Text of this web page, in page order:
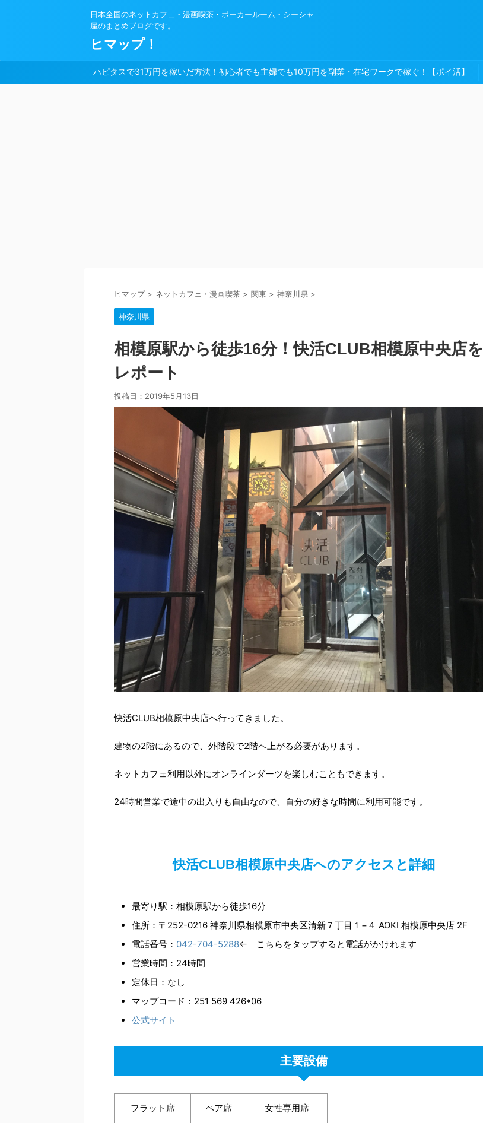
日本全国のネットカフェ・漫画喫茶・ポーカールーム・シーシャ
屋のまとめブログです。
ヒマップ！
ハピタスで31万円を稼いだ方法！初心者でも主婦でも10万円を副業・在宅ワークで稼ぐ！【ポイ活】
ヒマップ> ネットカフェ・漫画喫茶 > 関東 > 神奈川県 >
神奈川県
相模原駅から徒歩16分！快活CLUB相模原中央店を
レポート
投稿日： 2019年5月13日
快活CLUB相模原中央店へ行ってきました。
建物の2階にあるので、外階段で2階へ上がる必要があります。
ネットカフェ利用以外にオンラインダーツを楽しむこともできます。
24時間営業で途中の出入りも自由なので、自分の好きな時間に利用可能です。
快活CLUB相模原中央店へのアクセスと詳細
最寄り駅：相模原駅から徒歩16分
住所：〒252-0216 神奈川県相模原市中央区清新７丁目１−４ AOKI 相模原中央店 2F
電話番号： 042-704-5288← こちらをタップすると電話がかけれます
営業時間：24時間
定休日：なし
マップコード： 251 569 426*06
公式サイト
主要設備
フラット席 ペア席 女性専用席